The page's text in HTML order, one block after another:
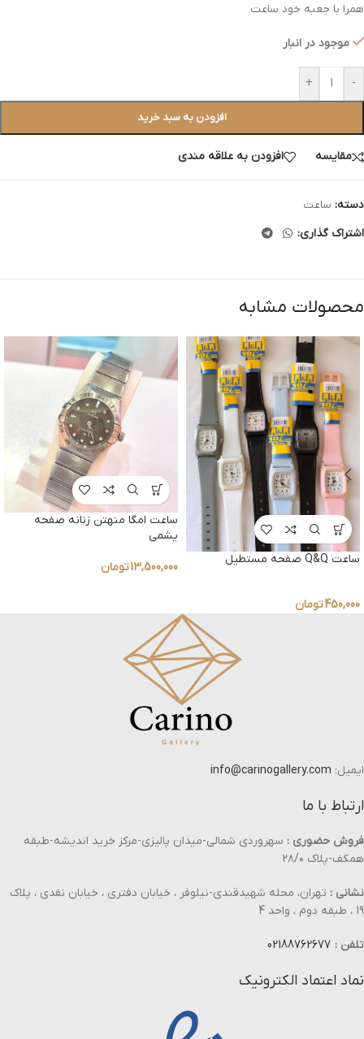
همرا با جعبه خود ساعت
موجود در انبار
-
+
افزودن به سبد خرید
مقایسه افزودن به علاقه مندی
دسته: ساعت
اشتراک گذاری:
محصولات مشابه
ساعت Q&Q صفحه مستطیل
450,000تومان
ساعت امگا منهتن زنانه صفحه
یشمی
13,500,000تومان
ایمیل: info@carinogallery.com
ارتباط با ما
فروش حضوری : سهروردی شمالی-میدان پالیزی-مرکز خرید اندیشه-طبقه
همکف-پلاک ۲۸/۰
نشانی : تهران، محله شهیدقندی-نیلوفر ، خیابان دفتری ، خیابان نقدی ، پلاک
19 ، طبقه دوم ، واحد 4
تلفن : 02188762677
نماد اعتماد الکترونیک